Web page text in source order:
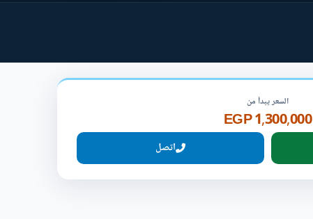
السعر يبدأ من
1,300,000 EGP
اتصل